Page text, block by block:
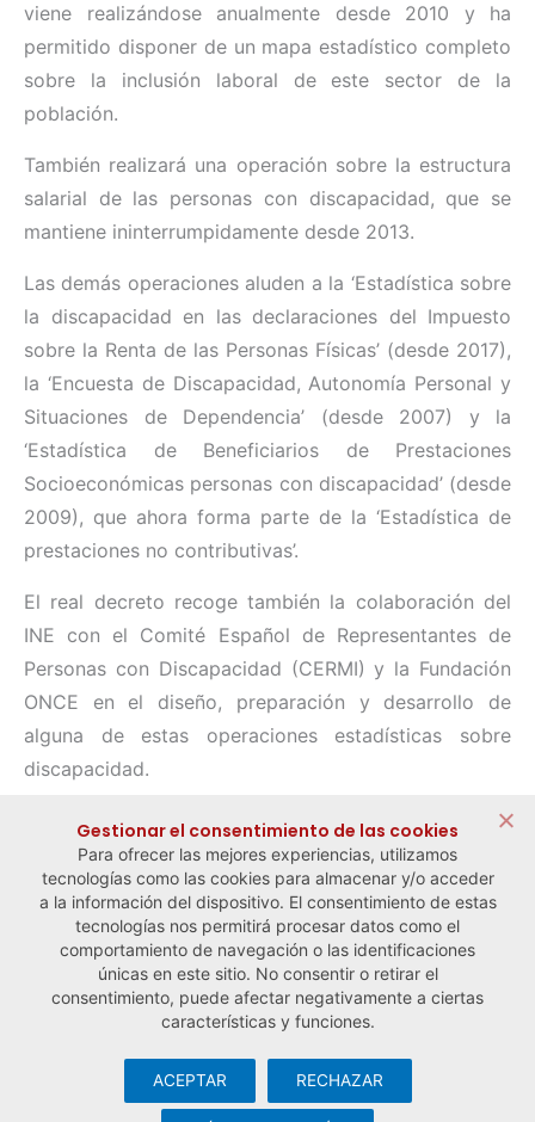
viene realizándose anualmente desde 2010 y ha
permitido disponer de un mapa estadístico completo
sobre la inclusión laboral de este sector de la
población.
También realizará una operación sobre la estructura
salarial de las personas con discapacidad, que se
mantiene ininterrumpidamente desde 2013.
Las demás operaciones aluden a la ‘Estadística sobre
la discapacidad en las declaraciones del Impuesto
sobre la Renta de las Personas Físicas’ (desde 2017),
la ‘Encuesta de Discapacidad, Autonomía Personal y
Situaciones de Dependencia’ (desde 2007) y la
‘Estadística de Beneficiarios de Prestaciones
Socioeconómicas personas con discapacidad’ (desde
2009), que ahora forma parte de la ‘Estadística de
prestaciones no contributivas’.
El real decreto recoge también la colaboración del
INE con el Comité Español de Representantes de
Personas con Discapacidad (CERMI) y la Fundación
ONCE en el diseño, preparación y desarrollo de
alguna de estas operaciones estadísticas sobre
discapacidad.
← Noticia anterior Noticia siguiente →
© Observatorio Español de la Economía Social y del Trabajo
Aviso legal y política de privacidad
Gestionar el consentimiento de las cookies
Para ofrecer las mejores experiencias, utilizamos
tecnologías como las cookies para almacenar y/o acceder
a la información del dispositivo. El consentimiento de estas
tecnologías nos permitirá procesar datos como el
comportamiento de navegación o las identificaciones
únicas en este sitio. No consentir o retirar el
consentimiento, puede afectar negativamente a ciertas
características y funciones.
ACEPTAR RECHAZAR